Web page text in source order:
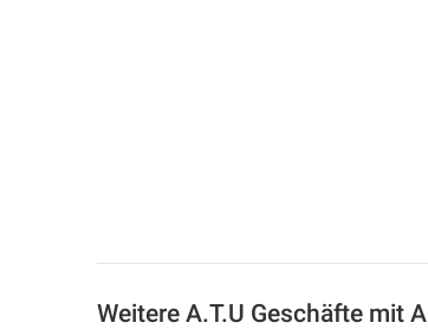
Weitere A.T.U Geschäfte mit